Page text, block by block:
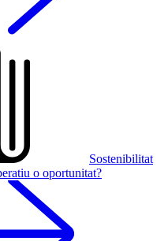
Sostenibilitat
o oportunitat?